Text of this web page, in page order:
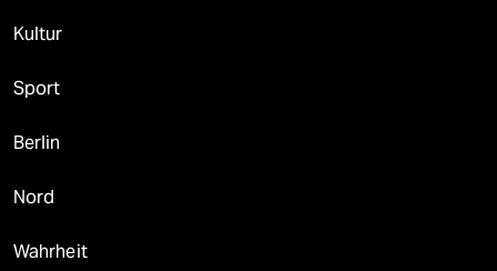
Kultur
Sport
Berlin
Nord
Wahrheit